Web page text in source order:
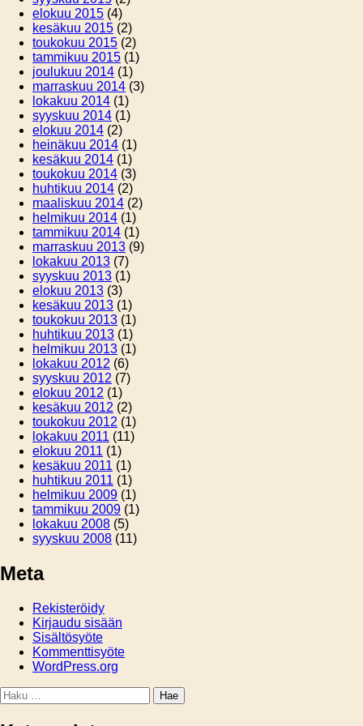
elokuu 2015 (4)
kesäkuu 2015 (2)
toukokuu 2015 (2)
tammikuu 2015 (1)
joulukuu 2014 (1)
marraskuu 2014 (3)
lokakuu 2014 (1)
syyskuu 2014 (1)
elokuu 2014 (2)
heinäkuu 2014 (1)
kesäkuu 2014 (1)
toukokuu 2014 (3)
huhtikuu 2014 (2)
maaliskuu 2014 (2)
helmikuu 2014 (1)
tammikuu 2014 (1)
marraskuu 2013 (9)
lokakuu 2013 (7)
syyskuu 2013 (1)
elokuu 2013 (3)
kesäkuu 2013 (1)
toukokuu 2013 (1)
huhtikuu 2013 (1)
helmikuu 2013 (1)
lokakuu 2012 (6)
syyskuu 2012 (7)
elokuu 2012 (1)
kesäkuu 2012 (2)
toukokuu 2012 (1)
lokakuu 2011 (11)
elokuu 2011 (1)
kesäkuu 2011 (1)
huhtikuu 2011 (1)
helmikuu 2009 (1)
tammikuu 2009 (1)
lokakuu 2008 (5)
syyskuu 2008 (11)
Meta
Rekisteröidy
Kirjaudu sisään
Sisältösyöte
Kommenttisyöte
WordPress.org
Haku: